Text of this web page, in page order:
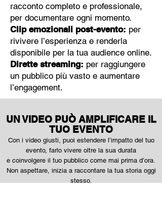
racconto completo e professionale,
per documentare ogni momento.
Clip emozionali post-evento: per
rivivere l’esperienza e renderla
disponibile per la tua audience online.
Dirette streaming: per raggiungere
un pubblico più vasto e aumentare
l’engagement.
UN VIDEO PUÒ AMPLIFICARE IL
TUO EVENTO
Con i video giusti, puoi estendere l’impatto del tuo
evento, farlo vivere oltre la sua durata
e coinvolgere il tuo pubblico come mai prima d’ora.
Non aspettare, inizia a raccontare la tua storia oggi
stesso.